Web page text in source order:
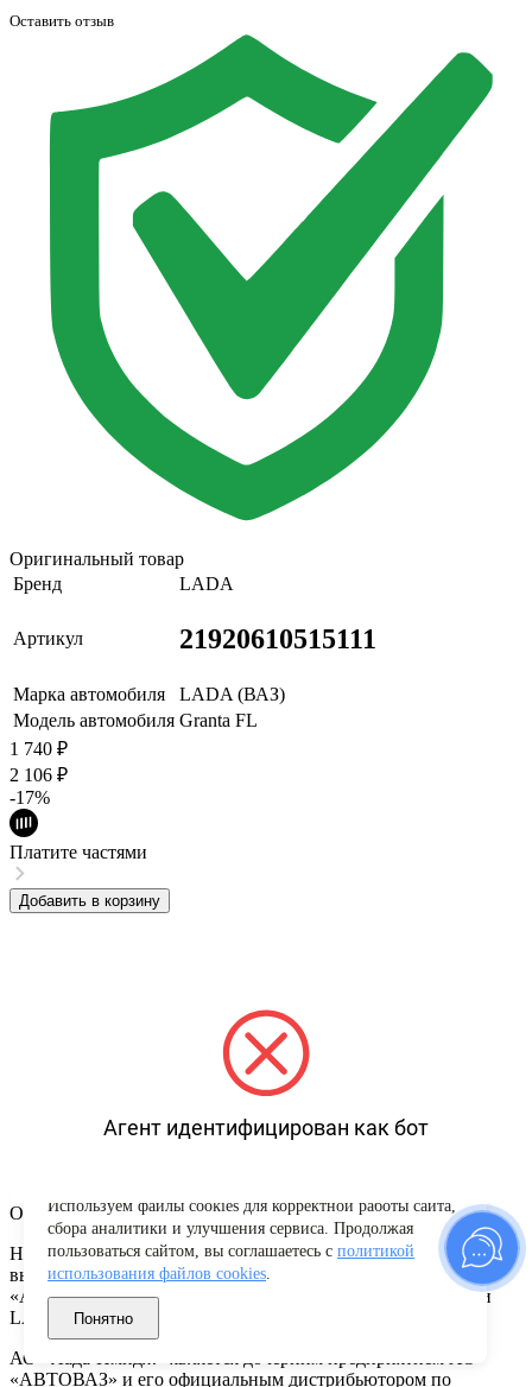
Оставить отзыв
Оригинальный товар
Бренд
LADA
Артикул 21920610515111
Марка автомобиля
LADA (ВАЗ)
Модель автомобиля Granta FL
1 740 ₽
2 106 ₽
-17%
Платите частями
Добавить в корзину
Агент идентифицирован как бот
Описание товара
Новая оригинальная запасная часть. Изготовлена из
высококачественных материалов. Протестирована АО
«АВТОВАЗ» и соответствует высоким требованиям марки
LADA.
АО «Лада-Имидж» является дочерним предприятием АО
«АВТОВАЗ» и его официальным дистрибьютором по
Используем файлы cookies для корректной работы сайта,
сбора аналитики и улучшения сервиса. Продолжая
пользоваться сайтом, вы соглашаетесь с политикой
использования файлов cookies.
Понятно